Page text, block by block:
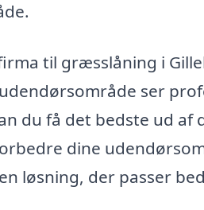
til græsslåning i
ser
du få det bedste ud
dine
løsning, der passer